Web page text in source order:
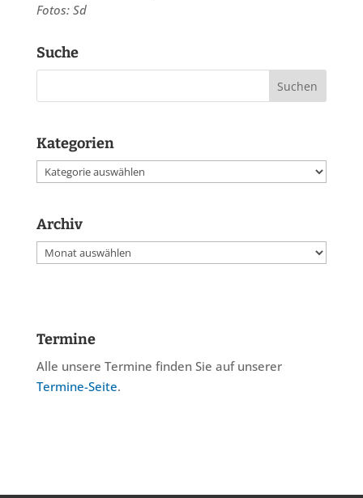
Fotos: Sd
Suche
Kategorien
Kategorien
Archiv
Archiv
Termine
Alle unsere Termine finden Sie auf unserer
Termine-Seite.